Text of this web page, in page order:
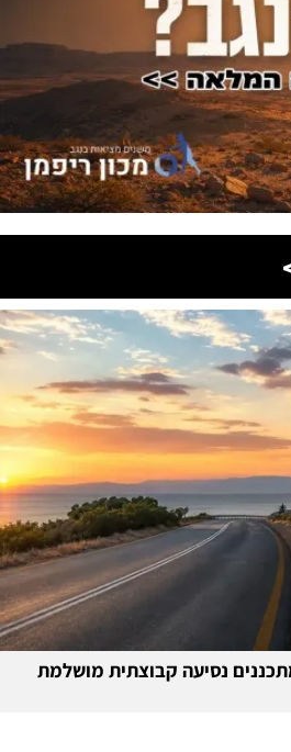
2026: כך מתכננים נסיעה קבוצתית מושלמת